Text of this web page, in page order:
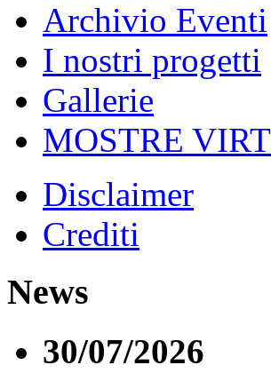
Archivio Eventi
I nostri progetti
Gallerie
MOSTRE
Disclaimer
Crediti
News
30/07/2026